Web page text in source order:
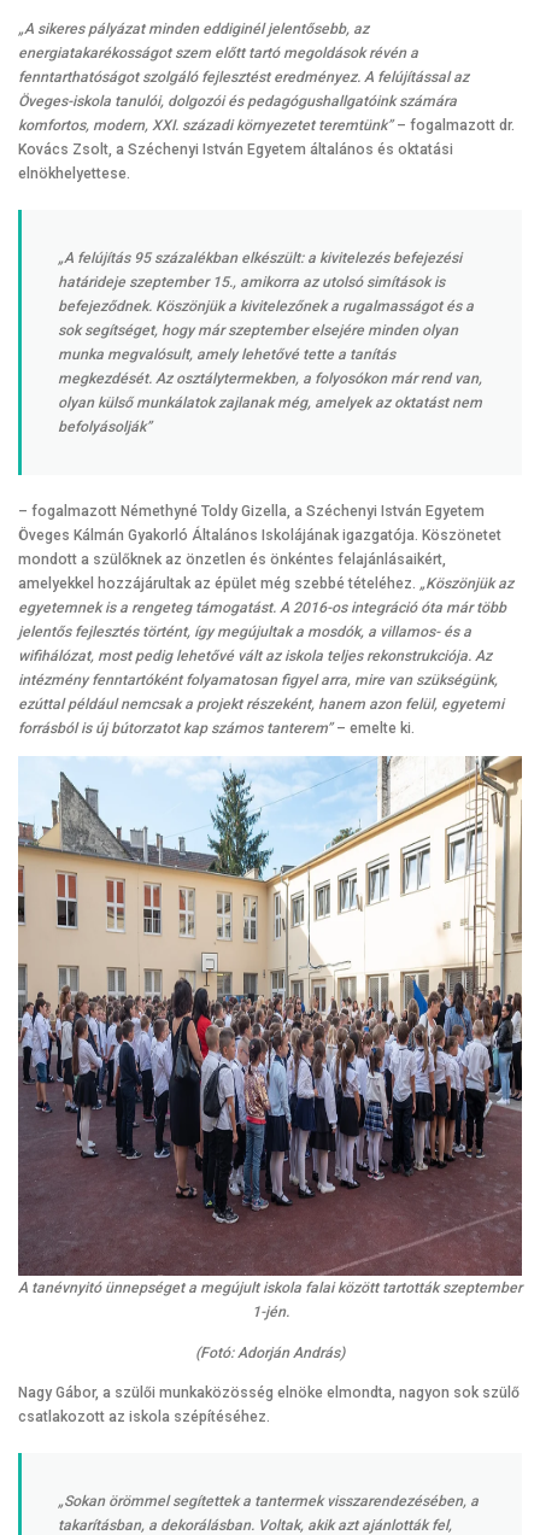
„A sikeres pályázat minden eddiginél jelentősebb, az
energiatakarékosságot szem előtt tartó megoldások révén a
fenntarthatóságot szolgáló fejlesztést eredményez. A felújítással az
Öveges-iskola tanulói, dolgozói és pedagógushallgatóink számára
komfortos, modern, XXI. századi környezetet teremtünk”– fogalmazott dr.
Kovács Zsolt, a Széchenyi István Egyetem általános és oktatási
elnökhelyettese.
„A felújítás 95 százalékban elkészült: a kivitelezés befejezési
határideje szeptember 15., amikorra az utolsó simítások is
befejeződnek. Köszönjük a kivitelezőnek a rugalmasságot és a
sok segítséget, hogy már szeptember elsejére minden olyan
munka megvalósult, amely lehetővé tette a tanítás
megkezdését. Az osztálytermekben, a folyosókon már rend van,
olyan külső munkálatok zajlanak még, amelyek az oktatást nem
befolyásolják”
– fogalmazott Némethyné Toldy Gizella, a Széchenyi István Egyetem
Öveges Kálmán Gyakorló Általános Iskolájának igazgatója. Köszönetet
mondott a szülőknek az önzetlen és önkéntes felajánlásaikért,
amelyekkel hozzájárultak az épület még szebbé tételéhez. „Köszönjük az
egyetemnek is a rengeteg támogatást. A 2016-os integráció óta már több
jelentős fejlesztés történt, így megújultak a mosdók, a villamos- és a
wifihálózat, most pedig lehetővé vált az iskola teljes rekonstrukciója. Az
intézmény fenntartóként folyamatosan figyel arra, mire van szükségünk,
ezúttal például nemcsak a projekt részeként, hanem azon felül, egyetemi
forrásból is új bútorzatot kap számos tanterem”– emelte ki.
A tanévnyitó ünnepséget a megújult iskola falai között tartották szeptember
1-jén.
(Fotó: Adorján András)
Nagy Gábor, a szülői munkaközösség elnöke elmondta, nagyon sok szülő
csatlakozott az iskola szépítéséhez.
„Sokan örömmel segítettek a tantermek visszarendezésében, a
takarításban, a dekorálásban. Voltak, akik azt ajánlották fel,